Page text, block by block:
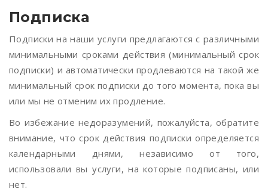
Подписка
Подписки на наши услуги предлагаются с различными
минимальными сроками действия (минимальный срок
подписки) и автоматически продлеваются на такой же
минимальный срок подписки до того момента, пока вы
или мы не отменим их продление.
Во избежание недоразумений, пожалуйста, обратите
внимание, что срок действия подписки определяется
календарными днями, независимо от того,
использовали вы услуги, на которые подписаны, или
нет.